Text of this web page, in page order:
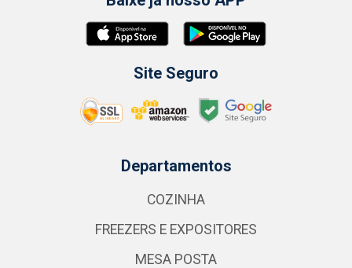
Site Seguro
Departamentos
COZINHA
FREEZERS E EXPOSITORES
MESA POSTA